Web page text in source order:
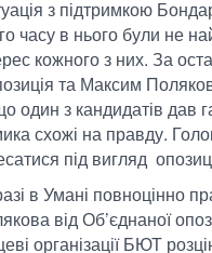
з підтримкою
часу в нього були не
кожного з них. За
та Максим
один з кандидатів дав
схожі на правду.
під вигляд
в Умані повноцінно
від Об’єднаної
організації БЮТ